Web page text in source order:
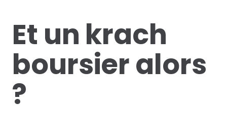
Et un krach
boursier alors
?